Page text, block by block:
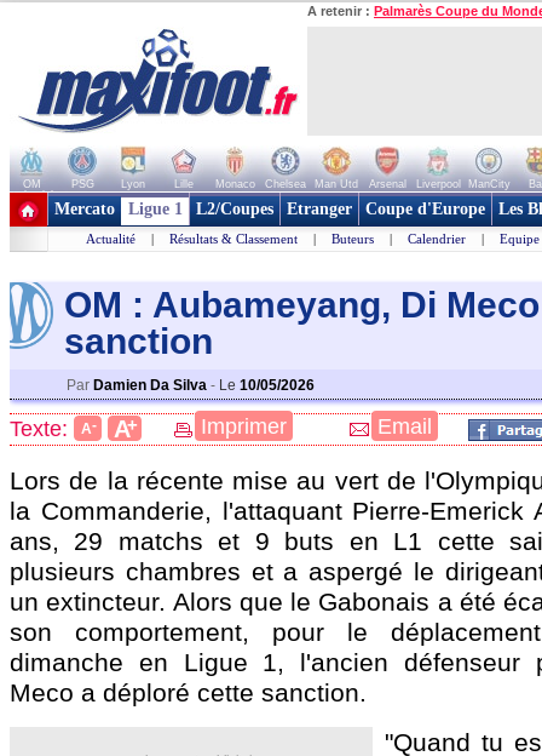
A retenir : Palmarès Coupe du
OM PSG Lyon Lille Monaco Chelsea Man Utd Arsenal Liverpool ManCity
+ de clubs
Mercato Ligue 1 L2/Coupes Etranger Coupe d'Europe Les
Actualité | Résultats & Classement | Buteurs | Calendrier | Equipe
OM : Aubameyang, Di
sanction
Par Damien Da Silva - Le 10/05/2026
Texte: A- A+ Imprimer Email
Lors de la récente mise au vert de
la Commanderie, l'attaquant Pierre-Emerick
ans, 29 matchs et 9 buts en L1 cette
plusieurs chambres et a aspergé le
un extincteur. Alors que le Gabonais a été
son comportement, pour le
dimanche en Ligue 1, l'ancien défenseur
Meco a déploré cette sanction.
"Quand tu